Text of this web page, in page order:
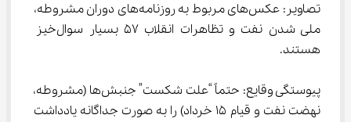
تصاویر: عکس‌های مربوط به روزنامه‌های دوران مشروطه،
ملی شدن نفت و تظاهرات انقلاب ۵۷ بسیار سوال‌خیز
هستند.
پیوستگی وقایع: حتماً “علت شکست” جنبش‌ها (مشروطه،
نهضت نفت و قیام ۱۵ خرداد) را به صورت جداگانه یادداشت